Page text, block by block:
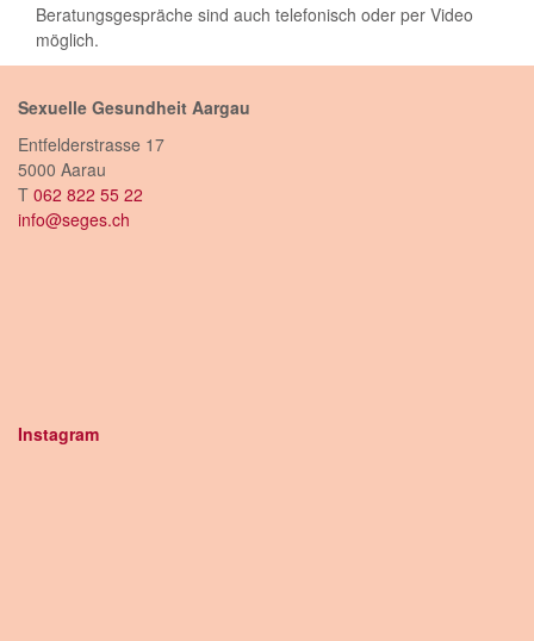
Beratungsgespräche sind auch telefonisch oder per Video
möglich.
Sexuelle Gesundheit Aargau
Entfelderstrasse 17
5000 Aarau
T 062 822 55 22
info@seges.ch
Instagram